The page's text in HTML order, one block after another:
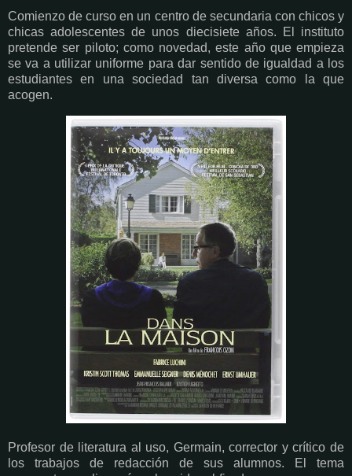
Comienzo de curso en un centro de secundaria con chicos y
chicas adolescentes de unos diecisiete años. El instituto
pretende ser piloto; como novedad, este año que empieza
se va a utilizar uniforme para dar sentido de igualdad a los
estudiantes en una sociedad tan diversa como la que
acogen.
Profesor de literatura al uso, Germain, corrector y crítico de
los trabajos de redacción de sus alumnos. El tema